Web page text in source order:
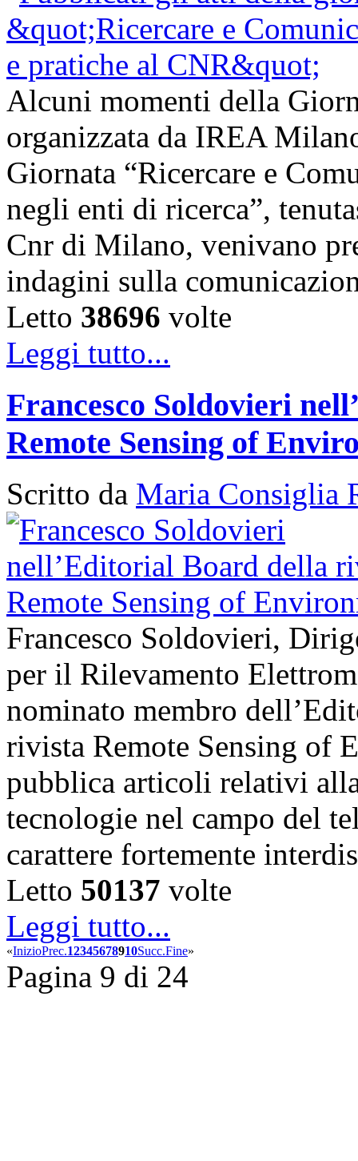
Alcuni momenti della
organizzata da IREA
Giornata “Ricercare e
negli enti di ricerca”,
Cnr di Milano, venivano
indagini sulla
Letto 38696 volte
Leggi tutto...
Francesco Soldovieri
Remote Sensing of
Scritto da Maria Consiglia
Francesco Soldovieri,
per il Rilevamento
nominato membro
rivista Remote Sensing of
pubblica articoli relativi
tecnologie nel campo del
carattere fortemente
Letto 50137 volte
Leggi tutto...
«InizioPrec.12345678910Succ.Fine»
Pagina 9 di 24